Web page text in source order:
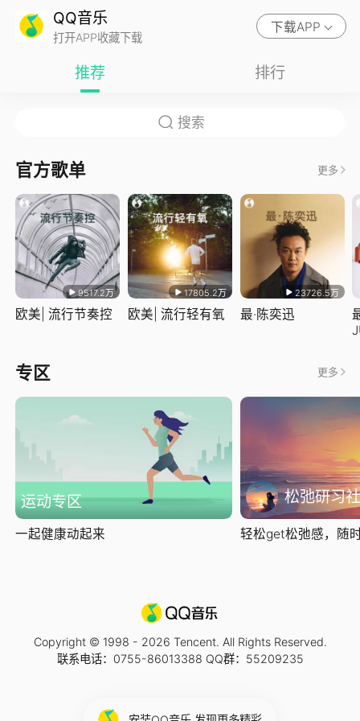
QQ音乐
打开APP收藏下载
下载APP
推荐 排行
官方歌单 更多
9517.2万
欧美| 流行节奏控
17805.2万
欧美| 流行轻有氧
23726.5万
最·陈奕迅
专区 更多
运动专区
一起健康动起来
松弛研习社
轻松get松弛感，随
Copyright © 1998 - 2026 Tencent. All Rights Reserved.
联系电话：0755-86013388 QQ群：55209235